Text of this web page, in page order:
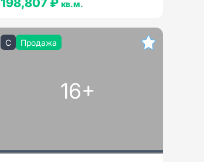
198,807 ₽ кв.м.
C Продажа
16+